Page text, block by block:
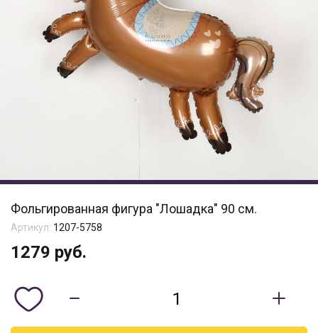
Фольгированная фигура "Лошадка" 90 см.
Артикул: 1207-5758
1279 руб.